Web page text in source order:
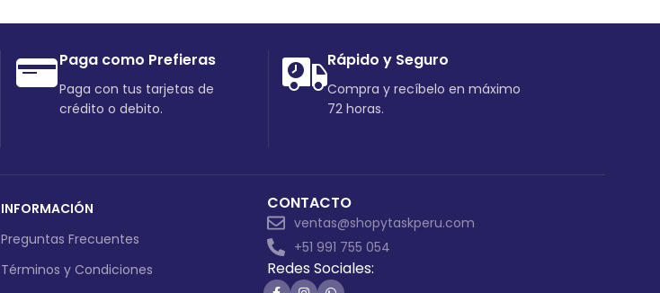
Paga como Prefieras
Paga con tus tarjetas de
crédito o debito.
Rápido y Seguro
Compra y recíbelo en máximo
72 horas.
INFORMACIÓN
Preguntas Frecuentes
Términos y Condiciones
CONTACTO
ventas@shopytaskperu.com
+51 991 755 054
Redes Sociales: